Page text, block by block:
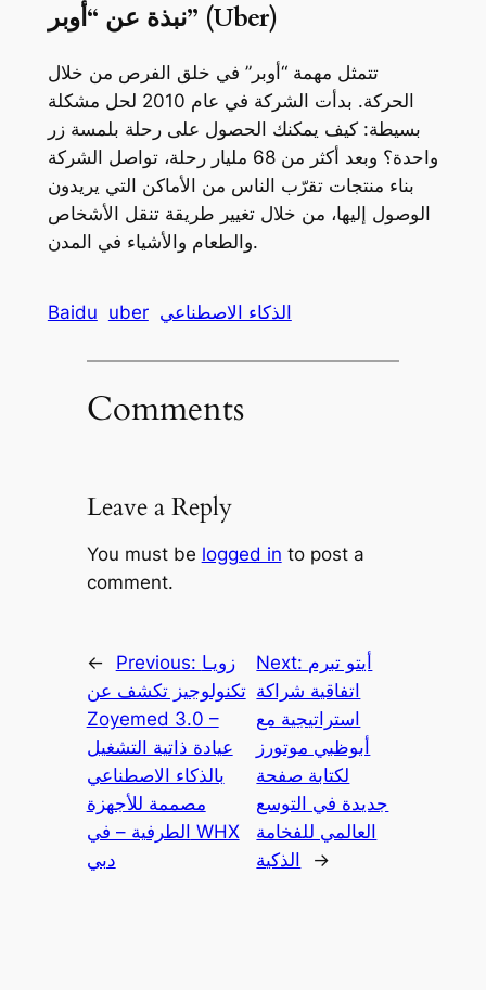
نبذة عن “أوبر” (Uber)
تتمثل مهمة “أوبر” في خلق الفرص من خلال
الحركة. بدأت الشركة في عام 2010 لحل مشكلة
بسيطة: كيف يمكنك الحصول على رحلة بلمسة زر
واحدة؟ وبعد أكثر من 68 مليار رحلة، تواصل الشركة
بناء منتجات تقرّب الناس من الأماكن التي يريدون
الوصول إليها، من خلال تغيير طريقة تنقل الأشخاص
والطعام والأشياء في المدن.
Baidu uber الذكاء الاصطناعي
Comments
Leave a Reply
You must be logged in to post a
comment.
← Previous: زويـا
تكنولوجيز تكشف عن
Zoyemed 3.0 –
عيادة ذاتية التشغيل
بالذكاء الاصطناعي
مصممة للأجهزة
الطرفية – في WHX
دبي
Next: أيتو تبرم
اتفاقية شراكة
استراتيجية مع
أبوظبي موتورز
لكتابة صفحة
جديدة في التوسع
العالمي للفخامة
الذكية
→